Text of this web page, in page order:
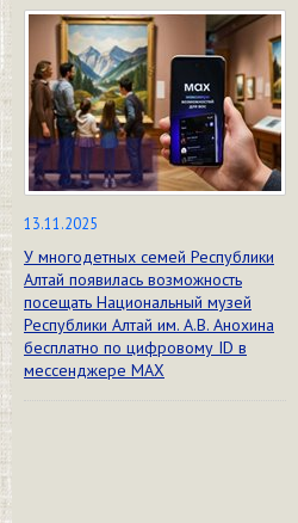
13.11.2025
У многодетных семей Республики
Алтай появилась возможность
посещать Национальный музей
Республики Алтай им. А.В. Анохина
бесплатно по цифровому ID в
мессенджере МАХ